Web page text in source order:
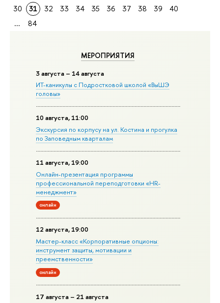
МЕРОПРИЯТИЯ
3 августа – 14 августа
ИТ-каникулы с Подростковой школой «ВыШЭ
головы»
10 августа, 11:00
Экскурсия по корпусу на ул. Костина и прогулка
по Заповедным кварталам
11 августа, 19:00
Онлайн-презентация программы
профессиональной переподготовки «HR-
менеджмент»
онлайн
12 августа, 19:00
Мастер-класс «Корпоративные опционы:
инструмент защиты, мотивации и
преемственности»
онлайн
17 августа – 21 августа
30
31 32 33 34 35 36 37 38 39
40
...
84